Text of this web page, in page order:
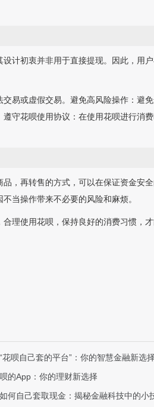
计初衷并非用于直接提现。因此，用
易或虚假交易。避免高风险操作：避
守花呗使用协议：在使用花呗进行消
，再转售的方式，可以在保证资金安
当操作带来不必要的风险和麻烦。
理使用花呗，保持良好的消费习惯，
花呗自己套的平台”：你的智慧金融新选择
的App：你的理财新选择
何自己套取现金：揭秘金融科技中的小